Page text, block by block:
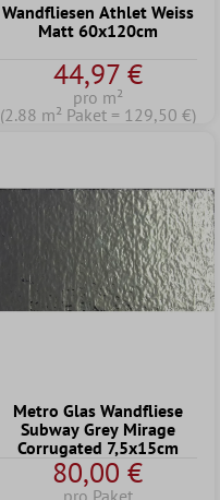
Wandfliesen Athlet Weiss
Matt 60x120cm
44,97 €
pro m²
(2.88 m² Paket = 129,50 €)
Metro Glas Wandfliese
Subway Grey Mirage
Corrugated 7,5x15cm
80,00 €
pro Paket